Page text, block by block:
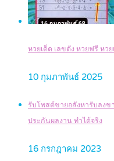
หวยเด็ด เลขดัง หวยฟรี ห
10 กุมภาพันธ์ 2025
รับโพสต์ขายอสังหารับลงข
ประกันผลงาน ทำได้จริง
16 กรกฎาคม 2023